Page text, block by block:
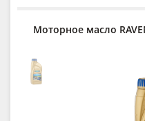
Моторное масло